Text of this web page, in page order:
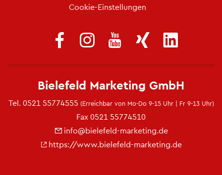
Coo­kie-Ein­stel­lun­gen
Bie­le­feld Mar­ke­ting GmbH
Tel. 0521 55774555 (Er­reich­bar von Mo-Do 9-15 Uhr | Fr 9-13 Uhr)
Fax 0521 55774510
info@​bielefeld-​marketing.​de
https://​www.​bielefeld-​marketing.​de